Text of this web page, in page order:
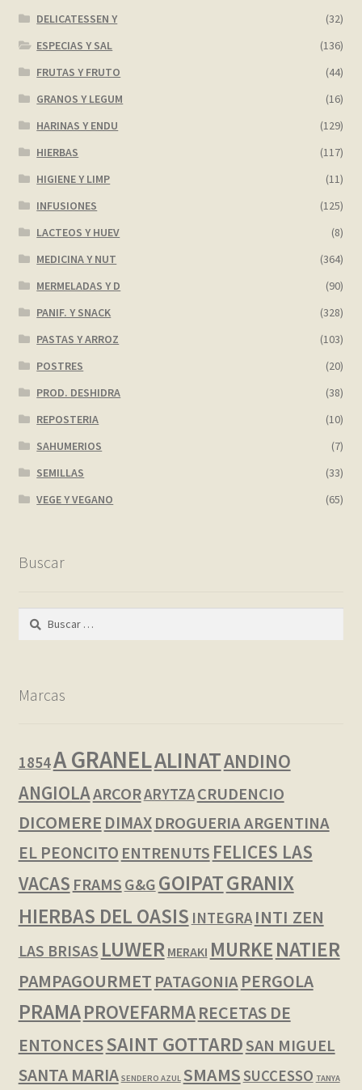
DELICATESSEN Y
(32)
ESPECIAS Y SAL
(136)
FRUTAS Y FRUTO
(44)
GRANOS Y LEGUM
(16)
HARINAS Y ENDU
(129)
HIERBAS
(117)
HIGIENE Y LIMP
(11)
INFUSIONES
(125)
LACTEOS Y HUEV
(8)
MEDICINA Y NUT
(364)
MERMELADAS Y D
(90)
PANIF. Y SNACK
(328)
PASTAS Y ARROZ
(103)
POSTRES
(20)
PROD. DESHIDRA
(38)
REPOSTERIA
(10)
SAHUMERIOS
(7)
SEMILLAS
(33)
VEGE Y VEGANO
(65)
Buscar
Buscar:
Marcas
1854A GRANELALINATANDINO
ANGIOLAARCORARYTZACRUDENCIO
DICOMERE DIMAX DROGUERIA ARGENTINA
EL PEONCITO ENTRENUTS FELICES LAS
VACAS FRAMS G&G GOIPATGRANIX
HIERBAS DEL OASIS INTEGRA INTI ZEN
LAS BRISAS LUWER MERAKI MURKENATIER
PAMPAGOURMET PATAGONIA PERGOLA
PRAMAPROVEFARMARECETAS DE
ENTONCESSAINT GOTTARDSAN MIGUEL
SANTA MARIA SENDERO AZUL SMAMSSUCCESSO TANYA